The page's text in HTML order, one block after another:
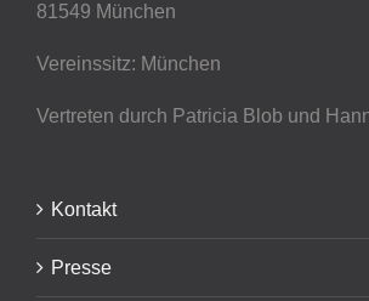
81549 München
Vereinssitz: München
Vertreten durch Patricia Blob und
Kontakt
Presse